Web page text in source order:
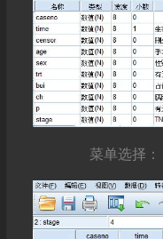
菜单选择：